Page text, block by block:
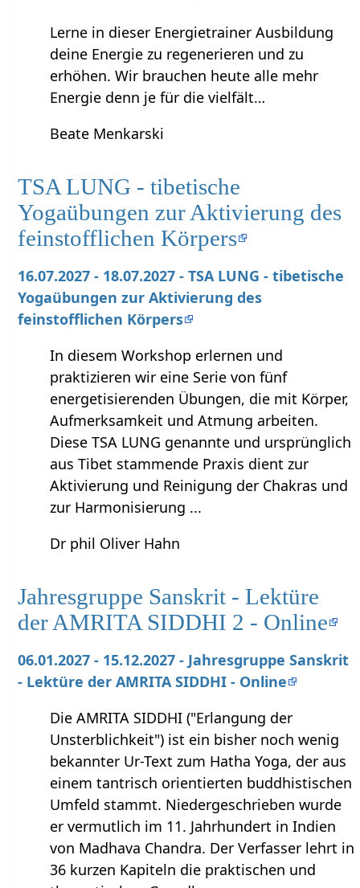
Lerne in dieser Energietrainer Ausbildung
deine Energie zu regenerieren und zu
erhöhen. Wir brauchen heute alle mehr
Energie denn je für die vielfält…
Beate Menkarski
TSA LUNG - tibetische
Yogaübungen zur Aktivierung des
feinstofflichen Körpers
16.07.2027 - 18.07.2027 - TSA LUNG - tibetische
Yogaübungen zur Aktivierung des
feinstofflichen Körpers
In diesem Workshop erlernen und
praktizieren wir eine Serie von fünf
energetisierenden Übungen, die mit Körper,
Aufmerksamkeit und Atmung arbeiten.
Diese TSA LUNG genannte und ursprünglich
aus Tibet stammende Praxis dient zur
Aktivierung und Reinigung der Chakras und
zur Harmonisierung ...
Dr phil Oliver Hahn
Jahresgruppe Sanskrit - Lektüre
der AMRITA SIDDHI 2 - Online
06.01.2027 - 15.12.2027 - Jahresgruppe Sanskrit
- Lektüre der AMRITA SIDDHI - Online
Die AMRITA SIDDHI ("Erlangung der
Unsterblichkeit") ist ein bisher noch wenig
bekannter Ur-Text zum Hatha Yoga, der aus
einem tantrisch orientierten buddhistischen
Umfeld stammt. Niedergeschrieben wurde
er vermutlich im 11. Jahrhundert in Indien
von Madhava Chandra. Der Verfasser lehrt in
36 kurzen Kapiteln die praktischen und